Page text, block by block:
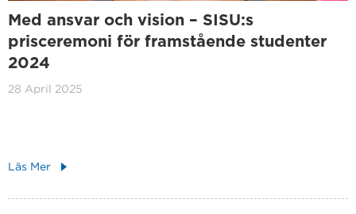
Med ansvar och vision – SISU:s
prisceremoni för framstående studenter
2024
28 April 2025
Läs Mer